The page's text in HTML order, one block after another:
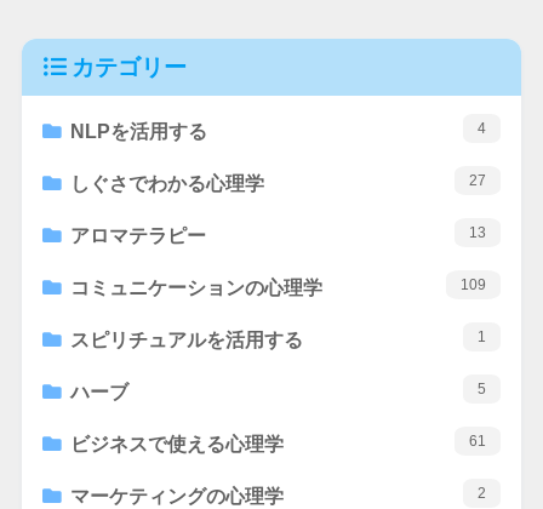
カテゴリー
NLPを活用する 4
しぐさでわかる心理学 27
アロマテラピー 13
コミュニケーションの心理学 109
スピリチュアルを活用する 1
ハーブ 5
ビジネスで使える心理学 61
マーケティングの心理学 2